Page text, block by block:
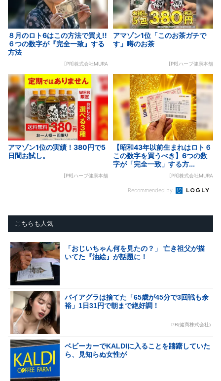
８月のロト6はこの方法で買え!!
６つの数字が『完全一致』する
方法
[PR]株式会社MURA
アマゾン1位「このお茶ガチで
す」噂のお茶
[PR]ハーブ健康本舗
アマゾン1位の実績！380円で5
日間お試し。
[PR]ハーブ健康本舗
【昭和43年以前生まれはロト６
この数字を買うべき】6つの数
字が「完全一致」する方...
[PR]株式会社MURA
Recommended by
こちらも人気
「おじいちゃん何を見たの？」 亡き祖父が描
いてた『油絵』が話題に！
バイアグラは捨てた「65歳が45分で3回戦も余
裕」1日31円で朝まで絶好調！
PR(健商株式会社)
ベビーカーでKALDIに入ることを躊躇していた
ら、見知らぬ女性が